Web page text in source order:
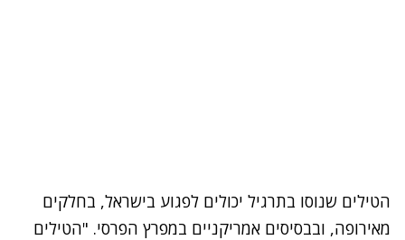
הטילים שנוסו בתרגיל יכולים לפגוע בישראל, בחלקים
מאירופה, ובבסיסים אמריקניים במפרץ הפרסי. "הטילים